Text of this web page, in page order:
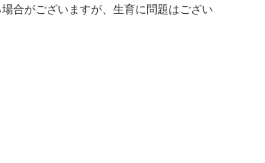
合がございますが、生育に問題はござい